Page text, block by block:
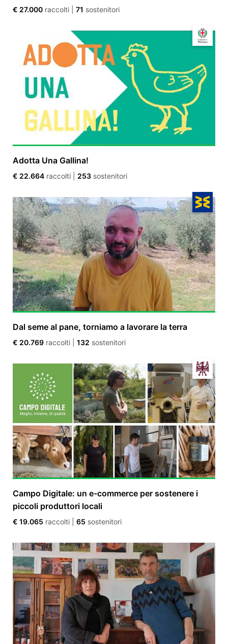
€ 27.000 raccolti 71 sostenitori
Adotta Una Gallina!
€ 22.664 raccolti 253 sostenitori
Dal seme al pane, torniamo a lavorare la terra
€ 20.769 raccolti 132 sostenitori
Campo Digitale: un e-commerce per sostenere i
piccoli produttori locali
€ 19.065 raccolti 65 sostenitori